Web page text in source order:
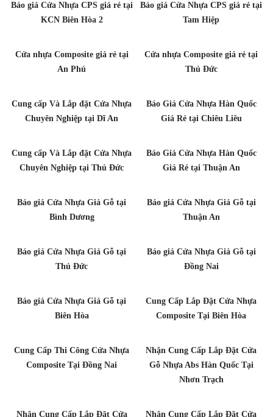
Báo giá Cửa Nhựa CPS giá rẻ tại
KCN Biên Hòa 2
Báo giá Cửa Nhựa CPS giá rẻ tại
Tam Hiệp
Cửa nhựa Composite giá rẻ tại
An Phú
Cửa nhựa Composite giá rẻ tại
Thủ Đức
Cung cấp Và Lắp đặt Cửa Nhựa
Chuyên Nghiệp tại Dĩ An
Báo Giá Cửa Nhựa Hàn Quốc
Giá Rẻ tại Chiêu Liêu
Cung cấp Và Lắp đặt Cửa Nhựa
Chuyên Nghiệp tại Thủ Đức
Báo Giá Cửa Nhựa Hàn Quốc
Giá Rẻ tại Thuận An
Báo giá Cửa Nhựa Giả Gỗ tại
Bình Dương
Báo giá Cửa Nhựa Giả Gỗ tại
Thuận An
Báo giá Cửa Nhựa Giả Gỗ tại
Thủ Đức
Báo giá Cửa Nhựa Giả Gỗ tại
Đồng Nai
Báo giá Cửa Nhựa Giả Gỗ tại
Biên Hòa
Cung Cấp Lắp Đặt Cửa Nhựa
Composite Tại Biên Hòa
Cung Cấp Thi Công Cửa Nhựa
Composite Tại Đồng Nai
Nhận Cung Cấp Lắp Đặt Cửa
Gỗ Nhựa Abs Hàn Quốc Tại
Nhơn Trạch
Nhận Cung Cấp Lắp Đặt Cửa Nhận Cung Cấp Lắp Đặt Cửa